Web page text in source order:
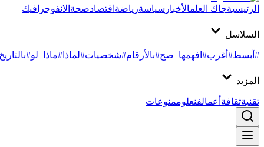
الرئيسيةجاك العلمالأخبار سياسةرياضةاقتصادصحةالانفوجرافيك
السلاسل
#أبسط#أغرب#افهمها_صح#بالأرقام#شخصيات#لماذا #ماذا_لو#بالتاريخ
المزيد
تقنيةثقافةأعمالفنعلوممنوعات